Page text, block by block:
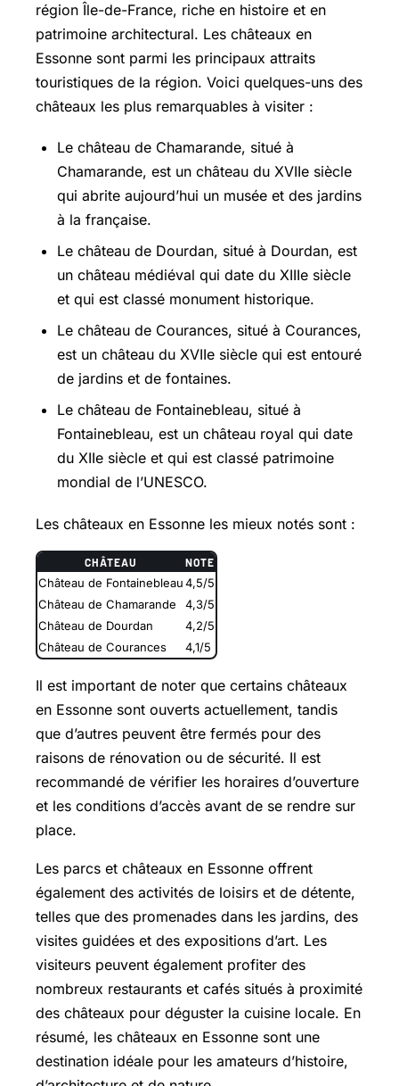
région Île-de-France, riche en histoire et en
patrimoine architectural. Les châteaux en
Essonne sont parmi les principaux attraits
touristiques de la région. Voici quelques-uns des
châteaux les plus remarquables à visiter :
Le château de Chamarande, situé à
Chamarande, est un château du XVIIe siècle
qui abrite aujourd’hui un musée et des jardins
à la française.
Le château de Dourdan, situé à Dourdan, est
un château médiéval qui date du XIIIe siècle
et qui est classé monument historique.
Le château de Courances, situé à Courances,
est un château du XVIIe siècle qui est entouré
de jardins et de fontaines.
Le château de Fontainebleau, situé à
Fontainebleau, est un château royal qui date
du XIIe siècle et qui est classé patrimoine
mondial de l’UNESCO.
Les châteaux en Essonne les mieux notés sont :
CHÂTEAU NOTE
Château de Fontainebleau4,5/5
Château de Chamarande
4,3/5
Château de Dourdan
4,2/5
Château de Courances
4,1/5
Il est important de noter que certains châteaux
en Essonne sont ouverts actuellement, tandis
que d’autres peuvent être fermés pour des
raisons de rénovation ou de sécurité. Il est
recommandé de vérifier les horaires d’ouverture
et les conditions d’accès avant de se rendre sur
place.
Les parcs et châteaux en Essonne offrent
également des activités de loisirs et de détente,
telles que des promenades dans les jardins, des
visites guidées et des expositions d’art. Les
visiteurs peuvent également profiter des
nombreux restaurants et cafés situés à proximité
des châteaux pour déguster la cuisine locale. En
résumé, les châteaux en Essonne sont une
destination idéale pour les amateurs d’histoire,